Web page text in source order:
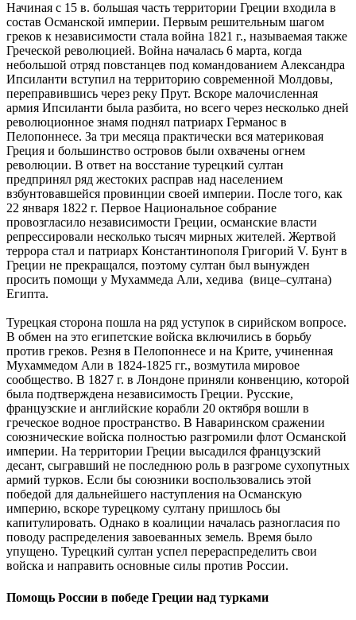
Начиная с 15 в. большая часть территории Греции входила в
состав Османской империи. Первым решительным шагом
греков к независимости стала война 1821 г., называемая также
Греческой революцией. Война началась 6 марта, когда
небольшой отряд повстанцев под командованием Александра
Ипсиланти вступил на территорию современной Молдовы,
переправившись через реку Прут. Вскоре малочисленная
армия Ипсиланти была разбита, но всего через несколько дней
революционное знамя поднял патриарх Германос в
Пелопоннесе. За три месяца практически вся материковая
Греция и большинство островов были охвачены огнем
революции. В ответ на восстание турецкий султан
предпринял ряд жестоких расправ над населением
взбунтовавшейся провинции своей империи. После того, как
22 января 1822 г. Первое Национальное собрание
провозгласило независимости Греции, османские власти
репрессировали несколько тысяч мирных жителей. Жертвой
террора стал и патриарх Константинополя Григорий V. Бунт в
Греции не прекращался, поэтому султан был вынужден
просить помощи у Мухаммеда Али, хедива (вице–султана)
Египта.
Турецкая сторона пошла на ряд уступок в сирийском вопросе.
В обмен на это египетские войска включились в борьбу
против греков. Резня в Пелопоннесе и на Крите, учиненная
Мухаммедом Али в 1824-1825 гг., возмутила мировое
сообщество. В 1827 г. в Лондоне приняли конвенцию, которой
была подтверждена независимость Греции. Русские,
французские и английские корабли 20 октября вошли в
греческое водное пространство. В Наваринском сражении
союзнические войска полностью разгромили флот Османской
империи. На территории Греции высадился французский
десант, сыгравший не последнюю роль в разгроме сухопутных
армий турков. Если бы союзники воспользовались этой
победой для дальнейшего наступления на Османскую
империю, вскоре турецкому султану пришлось бы
капитулировать. Однако в коалиции началась разногласия по
поводу распределения завоеванных земель. Время было
упущено. Турецкий султан успел перераспределить свои
войска и направить основные силы против России.
Помощь России в победе Греции над турками